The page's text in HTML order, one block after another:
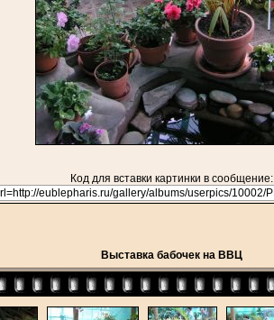
Код для вставки картинки в сообщение:
Выставка бабочек на ВВЦ